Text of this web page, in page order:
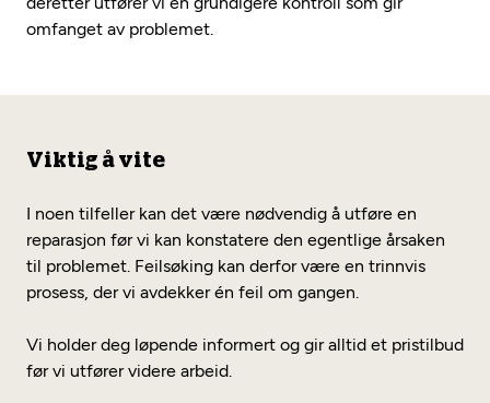
omfanget av problemet.
Viktig å vite
I noen tilfeller kan det være nødvendig å utføre en
reparasjon før vi kan konstatere den egentlige årsaken
til problemet. Feilsøking kan derfor være en trinnvis
prosess, der vi avdekker én feil om gangen.
Vi holder deg løpende informert og gir alltid et pristilbud
før vi utfører videre arbeid.